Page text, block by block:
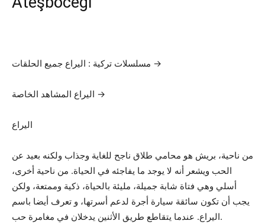
مسلسلات تركية : اليراع جميع الحلقات →
اليراع المشاهد الخاصة →
اليراع
من ناحية، بريش هو محامي طلاق ناجح للغاية وجذاب ولكنه بعيد عن
الحب ويشعر أنه لا يوجد ما يفاجئه في الحياة. من ناحية أخرى،
أسلي وهي فتاة شابة جميلة، مليئة بالحياة، ذكية وممتعة، ولكن
يجب أن تكون سائقة سيارة أجرة لدعم أسرتها، و تعرف أيضا باسم
اليراع. عندما يتقاطع طريق الأثنين يدخلان في مغامرة حب.